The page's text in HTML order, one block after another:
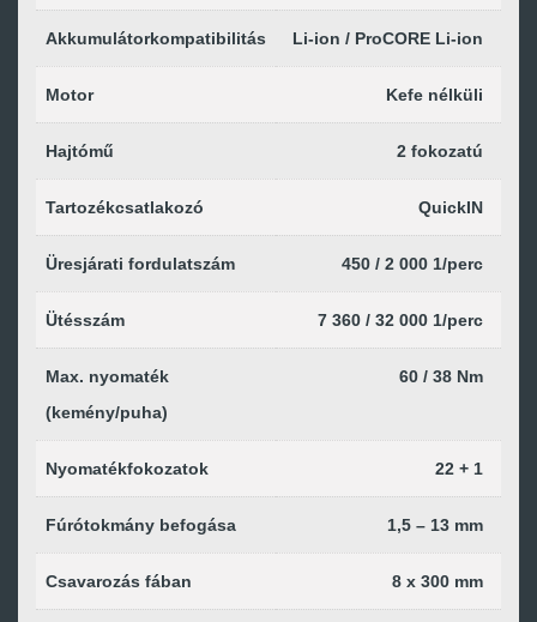
Akkumulátorkompatibilitás Li-ion / ProCORE Li-ion
Motor Kefe nélküli
Hajtómű 2 fokozatú
Tartozékcsatlakozó QuickIN
Üresjárati fordulatszám 450 / 2 000 1/perc
Ütésszám 7 360 / 32 000 1/perc
Max. nyomaték
(kemény/puha)
60 / 38 Nm
Nyomatékfokozatok 22 + 1
Fúrótokmány befogása 1,5 – 13 mm
Csavarozás fában 8 x 300 mm